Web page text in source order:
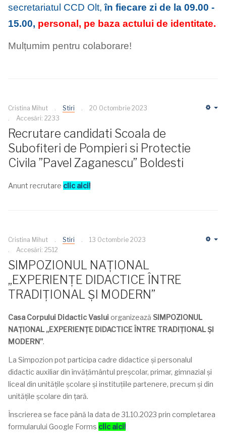
secretariatul CCD Olt,în fiecare zi de la 09.00 -
15.00, personal, pe baza actului de identitate.
Mulțumim pentru colaborare!
Cristina Mihut Stiri
20 Octombrie 2023
Accesări: 2233
Recrutare candidati Scoala de
Subofiteri de Pompieri si Protectie
Civila ”Pavel Zaganescu” Boldesti
Anunt recrutare clic aici!
Cristina Mihut Stiri
13 Octombrie 2023
Accesări: 2512
SIMPOZIONUL NAȚIONAL
„EXPERIENȚE DIDACTICE ÎNTRE
TRADIȚIONAL ȘI MODERN”
Casa Corpului Didactic Vaslui organizează SIMPOZIONUL
NAȚIONAL „EXPERIENȚE DIDACTICE ÎNTRE TRADIȚIONAL ȘI
MODERN”.
La Simpozion pot participa cadre didactice și personalul
didactic auxiliar din învățământul preșcolar, primar, gimnazial și
liceal din unitățile școlare și instituțiile partenere, precum și din
unitățile școlare din țară.
Înscrierea se face până la data de 31.10.2023 prin completarea
formularului Google Forms clic aici!